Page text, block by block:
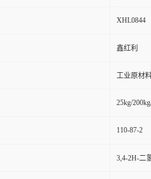
XHL0844
鑫红利
工业原材
25kg/
110-87-2
3,4-2H-二